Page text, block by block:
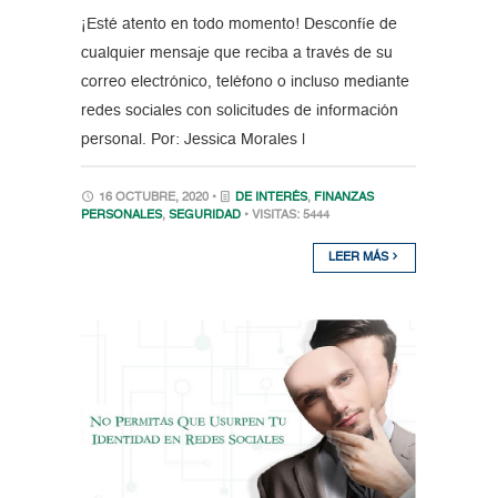
¡Esté atento en todo momento! Desconfíe de
cualquier mensaje que reciba a través de su
correo electrónico, teléfono o incluso mediante
redes sociales con solicitudes de información
personal. Por: Jessica Morales |
16 OCTUBRE, 2020 • DE INTERÉS, FINANZAS
PERSONALES, SEGURIDAD • VISITAS: 5444
LEER MÁS